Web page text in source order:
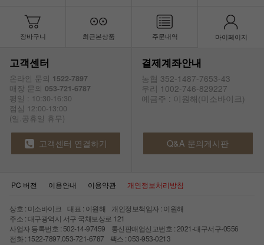
장바구니 최근본상품 주문내역 마이페이지
고객센터
온라인 문의 1522-7897
매장 문의 053-721-6787
평일 : 10:30-16:30
점심 12:00-13:00
(일.공휴일 휴무)
결제계좌안내
농협 352-1487-7653-43
우리 1002-746-829227
예금주 : 이원해(미소바이크)
고객센터 연결하기 Q&A 문의게시판
PC 버전 이용안내 이용약관 개인정보처리방침
상호 : 미소바이크 대표 : 이원해 개인정보책임자 : 이원해
주소 : 대구광역시 서구 국채보상로 121
사업자 등록번호 : 502-14-97459 통신판매업신고번호 : 2021-대구서구-0556
전화 : 1522-7897,053-721-6787 팩스 : 053-953-0213